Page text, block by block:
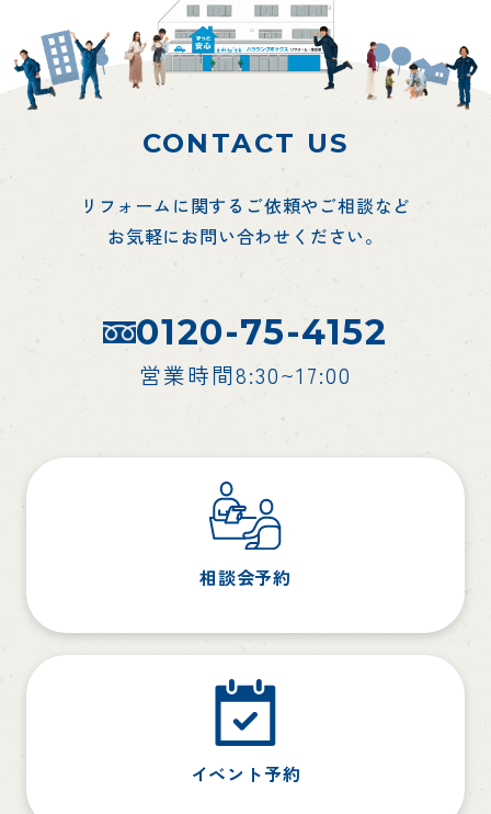
CONTACT US
リフォームに関するご依頼やご相談など
お気軽にお問い合わせください。
0120-75-4152
営業時間8:30~17:00
相談会予約
イベント予約